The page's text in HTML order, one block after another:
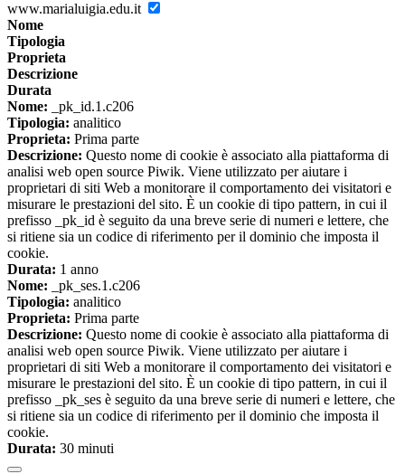
www.marialuigia.edu.it
Nome
Tipologia
Proprieta
Descrizione
Durata
Nome: _pk_id.1.c206
Tipologia: analitico
Proprieta: Prima parte
Descrizione: Questo nome di cookie è associato alla piattaforma di
analisi web open source Piwik. Viene utilizzato per aiutare i
proprietari di siti Web a monitorare il comportamento dei visitatori e
misurare le prestazioni del sito. È un cookie di tipo pattern, in cui il
prefisso _pk_id è seguito da una breve serie di numeri e lettere, che
si ritiene sia un codice di riferimento per il dominio che imposta il
cookie.
Durata: 1 anno
Nome: _pk_ses.1.c206
Tipologia: analitico
Proprieta: Prima parte
Descrizione: Questo nome di cookie è associato alla piattaforma di
analisi web open source Piwik. Viene utilizzato per aiutare i
proprietari di siti Web a monitorare il comportamento dei visitatori e
misurare le prestazioni del sito. È un cookie di tipo pattern, in cui il
prefisso _pk_ses è seguito da una breve serie di numeri e lettere, che
si ritiene sia un codice di riferimento per il dominio che imposta il
cookie.
Durata: 30 minuti